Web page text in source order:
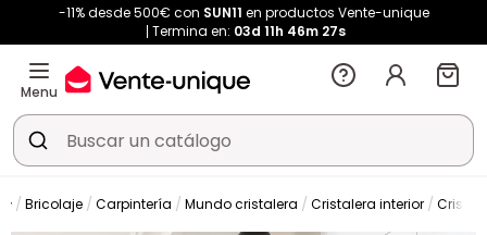
-11% desde 500€ con SUN11 en productos Vente-unique
Termina en: 03d 11h 46m 27s
Menu
Bricolaje Carpintería Mundo cristalera Cristalera interior